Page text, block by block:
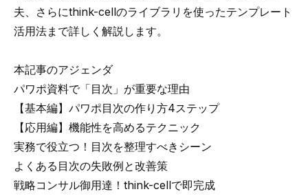
夫、さらにthink-cellのライブラリを使ったテンプレート
活用法まで詳しく解説します。
本記事のアジェンダ
パワポ資料で「目次」が重要な理由
【基本編】パワポ目次の作り方4ステップ
【応用編】機能性を高めるテクニック
実務で役立つ！目次を整理すべきシーン
よくある目次の失敗例と改善策
戦略コンサル御用達！think-cellで即完成